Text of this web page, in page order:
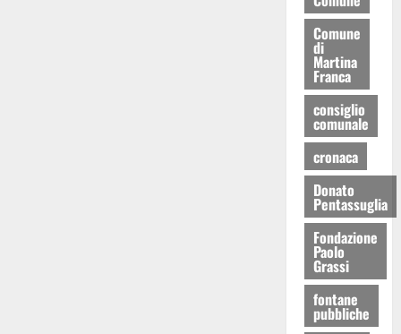
Comune
di
Martina
Franca
consiglio
comunale
cronaca
Donato
Pentassuglia
Fondazione
Paolo
Grassi
fontane
pubbliche